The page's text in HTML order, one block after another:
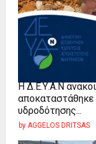
Η Δ.Ε.Υ.Α.Ν
υδροδότησης...
by AGGELOS DRITSAS